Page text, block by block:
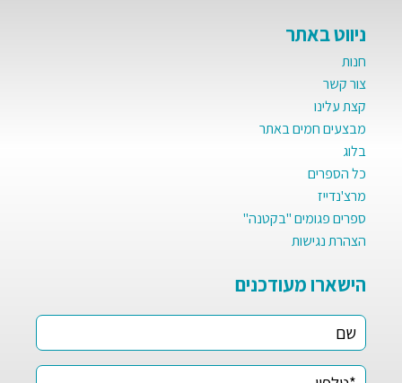
ניווט באתר
חנות
צור קשר
קצת עלינו
מבצעים חמים באתר
בלוג
כל הספרים
מרצ'נדייז
ספרים פגומים "בקטנה"
הצהרת נגישות
הישארו מעודכנים